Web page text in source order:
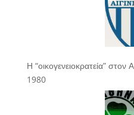
Η “οικογενειοκρατεία” στον
1980